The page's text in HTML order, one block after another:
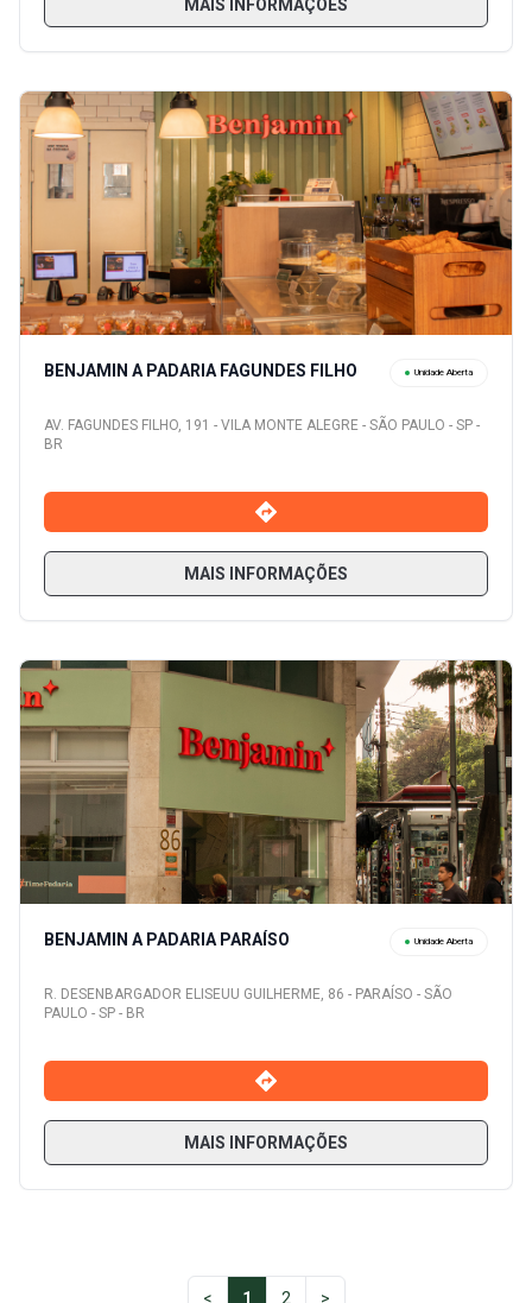
MAIS INFORMAÇÕES
BENJAMIN A PADARIA FAGUNDES FILHO Unidade Aberta
AV. FAGUNDES FILHO, 191 - VILA MONTE ALEGRE - SÃO PAULO - SP -
BR
MAIS INFORMAÇÕES
BENJAMIN A PADARIA PARAÍSO Unidade Aberta
R. DESENBARGADOR ELISEUU GUILHERME, 86 - PARAÍSO - SÃO
PAULO - SP - BR
MAIS INFORMAÇÕES
< 1 2 >